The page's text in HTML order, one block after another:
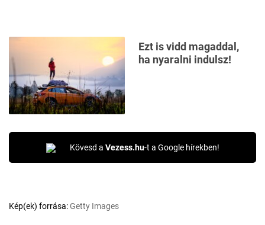
Ezt is vidd magaddal,
ha nyaralni indulsz!
Kövesd a Vezess.hu-t a Google hírekben!
Kép(ek) forrása:Getty Images